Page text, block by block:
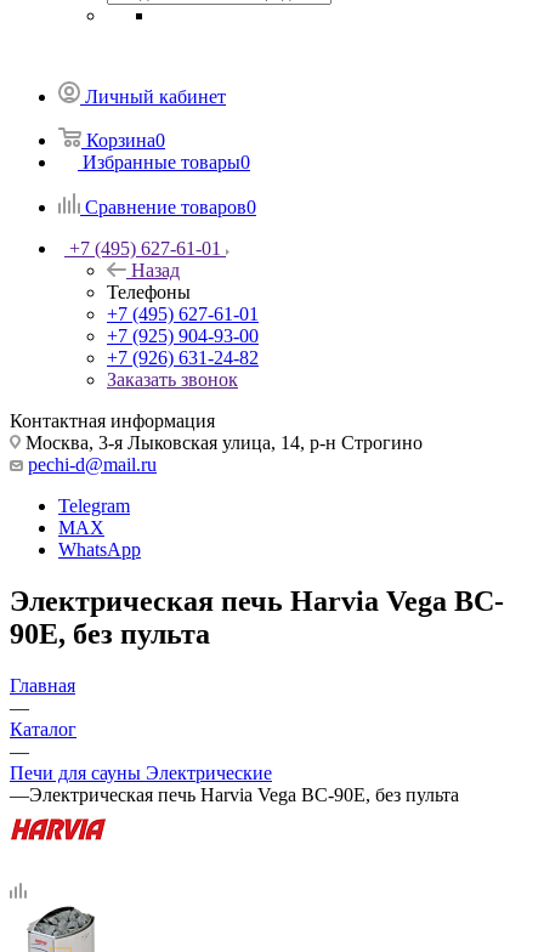
Личный кабинет
Корзина0
Избранные товары0
Сравнение товаров0
+7 (495) 627-61-01
Назад
Телефоны
+7 (495) 627-61-01
+7 (925) 904-93-00
+7 (926) 631-24-82
Заказать звонок
Контактная информация
Москва, 3-я Лыковская улица, 14, р-н Строгино
pechi-d@mail.ru
Telegram
MAX
WhatsApp
Электрическая печь Harvia Vega BC-
90E, без пульта
Главная
—
Каталог
—
Печи для сауны Электрические
—Электрическая печь Harvia Vega BC-90E, без пульта